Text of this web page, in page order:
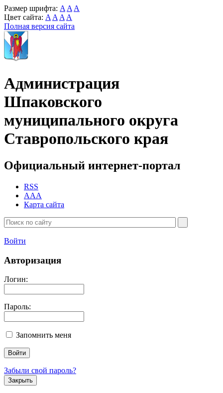
Размер шрифта: A A A
Цвет сайта: A A A A
Полная версия сайта
Администрация
Шпаковского
муниципального округа
Ставропольского края
Официальный интернет-портал
RSS
AAA
Карта сайта
Войти
Авторизация
Логин:
Пароль:
Запомнить меня
Забыли свой пароль?
Закрыть